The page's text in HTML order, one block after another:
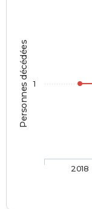
Personnes décédées
2018
1